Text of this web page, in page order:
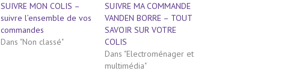
SUIVRE MON COLIS –
suivre l’ensemble de vos
commandes
Dans "Non classé"
SUIVRE MA COMMANDE
VANDEN BORRE – TOUT
SAVOIR SUR VOTRE
COLIS
Dans "Electroménager et
multimédia"